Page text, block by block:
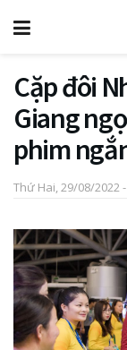
Cặp đôi
Giang
phim
Thứ Hai, 29/08/2022 -